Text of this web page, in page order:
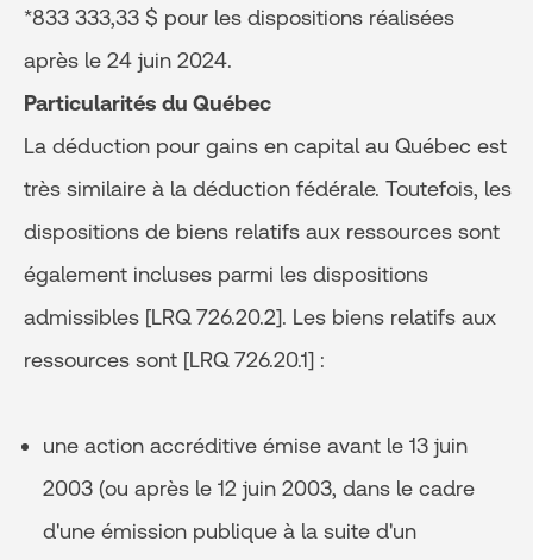
*833 333,33 $ pour les dispositions réalisées
après le 24 juin 2024.
Particularités du Québec
La déduction pour gains en capital au Québec est
très similaire à la déduction fédérale. Toutefois, les
dispositions de biens relatifs aux ressources sont
également incluses parmi les dispositions
admissibles [LRQ 726.20.2]. Les biens relatifs aux
ressources sont [LRQ 726.20.1] :
une action accréditive émise avant le 13 juin
2003 (ou après le 12 juin 2003, dans le cadre
d'une émission publique à la suite d'un